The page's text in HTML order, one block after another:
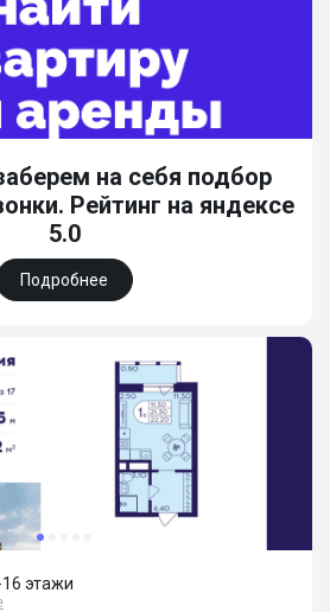
на себя подбор
Рейтинг на яндексе
5.0
Подробнее
этажи